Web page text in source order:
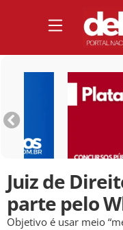
Juiz de
parte pelo
Objetivo é usar meio